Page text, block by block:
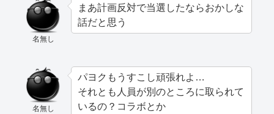
名無し
まあ計画反対で当選したならおかしな
話だと思う
名無し
パヨクもうすこし頑張れよ…
それとも人員が別のところに取られて
いるの？コラボとか